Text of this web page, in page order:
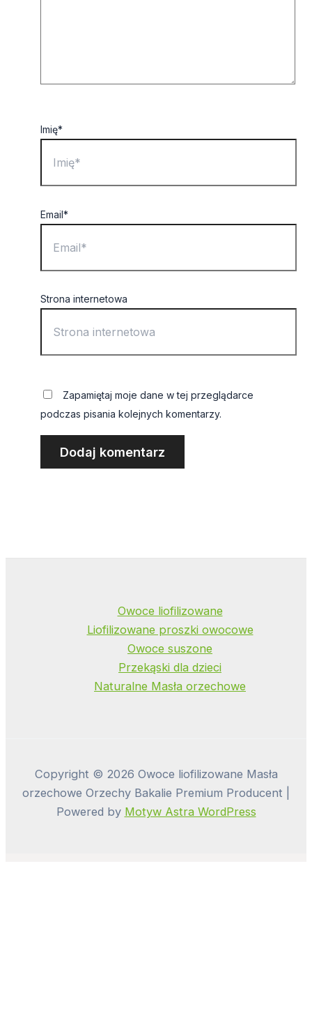
Imię*
Email*
Strona internetowa
Zapamiętaj moje dane w tej przeglądarce
podczas pisania kolejnych komentarzy.
Owoce liofilizowane
Liofilizowane proszki owocowe
Owoce suszone
Przekąski dla dzieci
Naturalne Masła orzechowe
Copyright © 2026 Owoce liofilizowane Masła
orzechowe Orzechy Bakalie Premium Producent |
Powered by Motyw Astra WordPress